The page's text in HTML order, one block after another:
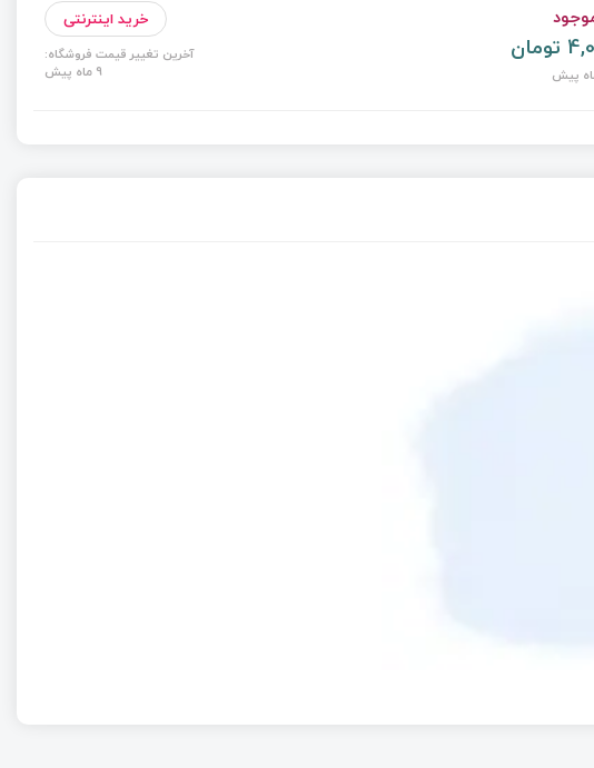
خرید اینترنتی
آخرین تغییر قیمت فروشگاه:
9 ماه پیش